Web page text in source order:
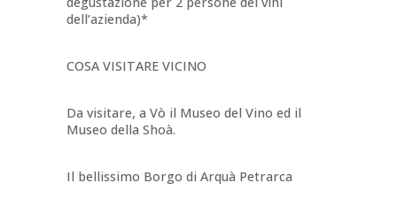
dell’azienda)*
COSA VISITARE VICINO
Da visitare, a Vò il Museo del Vino ed il
Museo della Shoà.
Il bellissimo Borgo di Arquà Petrarca